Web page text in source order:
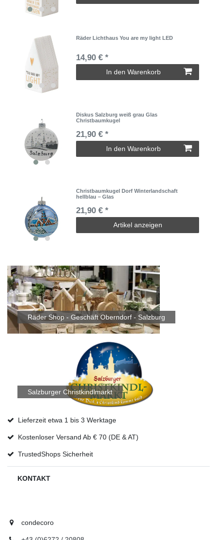
Räder Lichthaus You are my light LED
14,90 € *
In den Warenkorb
Diskus Salzburg weiß grau Glas
Christbaumkugel
21,90 € *
In den Warenkorb
Christbaumkugel Dorf Winterlandschaft
hellblau – Glas
21,90 € *
Artikel anzeigen
Räder Shop - Geschäft Oberndorf - Salzburg
Salzburger Christkindlmarkt
Lieferzeit etwa 1 bis 3 Werktage
Kostenloser Versand Ab € 70 (DE & AT)
TrustedShops Sicherheit
KONTAKT
condecoro